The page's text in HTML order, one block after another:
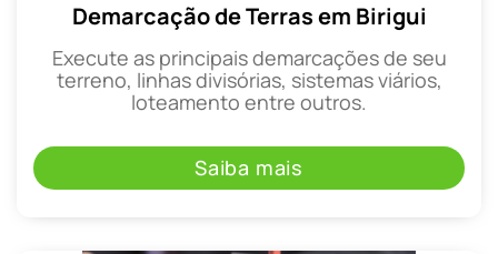
Demarcação de Terras em Birigui
Execute as principais demarcações de seu
terreno, linhas divisórias, sistemas viários,
loteamento entre outros.
Saiba mais